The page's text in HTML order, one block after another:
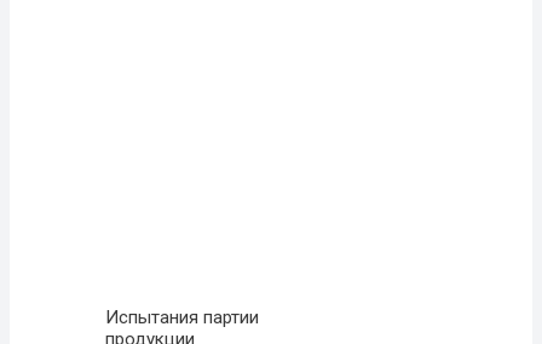
Испытания партии